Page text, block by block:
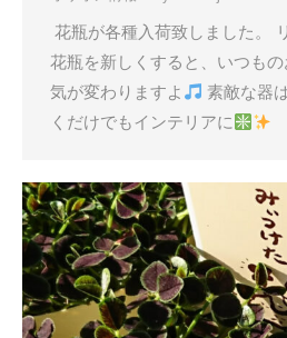
花瓶が各種入荷致しました。
花瓶を新しくすると、いつも
気が変わりますよ
素敵な器
くだけでもインテリアに